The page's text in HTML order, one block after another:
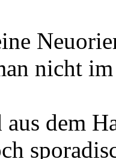
nicht
dem